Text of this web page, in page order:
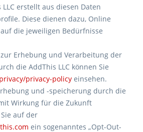
erstellt aus diesen Daten
Diese dienen dazu, Online
die jeweiligen Bedürfnisse
Erhebung und Verarbeitung der
die AddThis LLC können Sie
privacy-policy einsehen.
und -speicherung durch die
Wirkung für die Zukunft
auf der
ein sogenanntes „Opt-Out-